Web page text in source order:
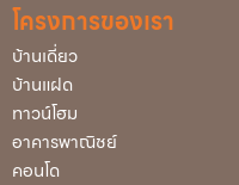
โครงการของเรา
บ้านเดี่ยว
บ้านแฝด
ทาวน์โฮม
อาคารพาณิชย์
คอนโด